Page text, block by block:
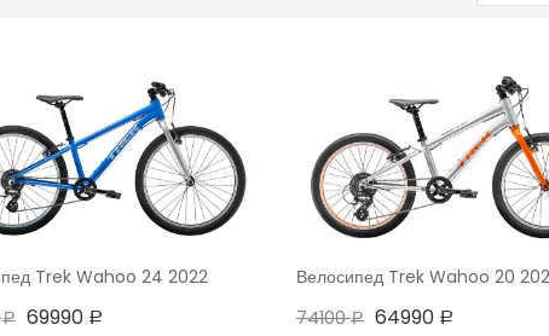
Trek Wahoo 24 2022
Р 69990 Р
Велосипед Trek Wahoo 20
74100Р 64990 Р